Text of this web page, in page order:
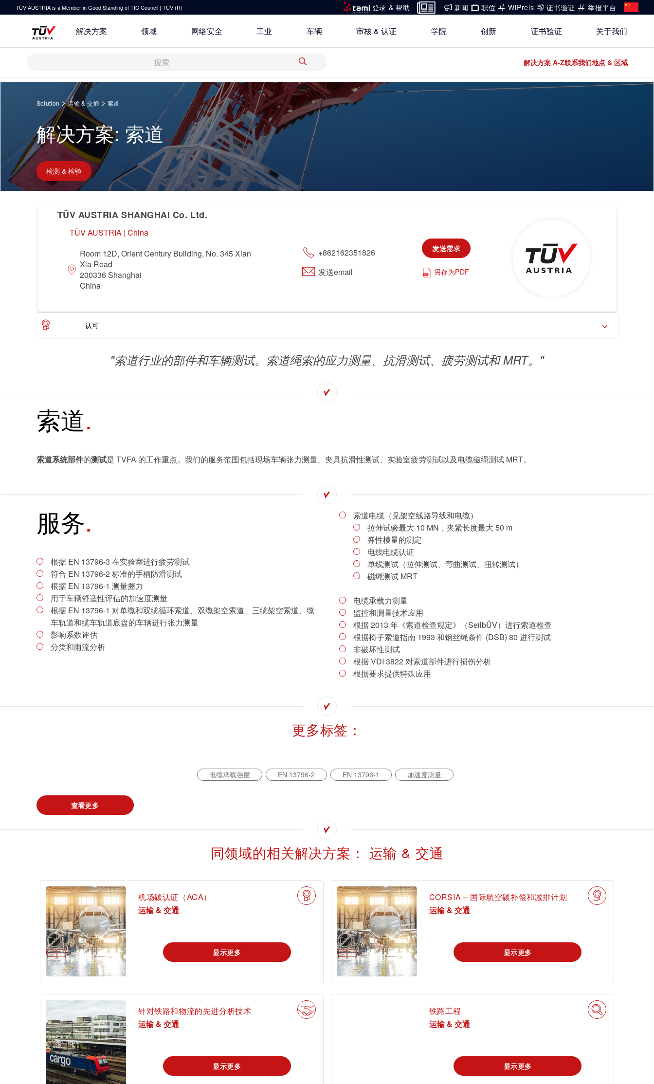
TÜV AUSTRIA is a Member in Good Standing of TIC Council | TÜV (R) 登录 & 帮助 新闻 职位 WiPreis 证书验证 举报平台
解决方案
解决方案
审核 & 认证
检测 & 检验
指导
能源
电子电器
休闲 & 娱乐
所有解决方案
领域
运输 & 交通 银行 & 保险
健康 & 医疗 科学 & 研究
休闲 & 娱乐 电子电器
IT & 安全
贸易 & 商业 可持续发展
网络安全 工业 车辆 审核 & 认证 学院 创新
研发与创新 研究重点
技术前瞻
证书验证 关于我们
关于TÜV奥地利 关于TÜV奥地利中国
联系我们
原则声明
中国区最高管理层宣言
TÜV奥地利企业社会责任 (CSR) 报
解决方案 A-Z联系我们地点 & 区域
Solution >运输 & 交通 > 索道
解决方案: 索道
检测 & 检验
TÜV AUSTRIA SHANGHAI Co. Ltd.
TÜV AUSTRIA | China
Room 12D, Orient Century Building, No. 345 Xian
Xia Road
200336 Shanghai
China
+862162351826
发送email
发送需求
另存为PDF
认可
"索道行业的部件和车辆测试。索道绳索的应力测量、抗滑测试、疲劳测试和 MRT。"
索道
索道系统部件的测试是 TVFA 的工作重点。我们的服务范围包括现场车辆张力测量、夹具抗滑性测试、实验室疲劳测试以及电缆磁绳测试 MRT。
服务
根据 EN 13796-3 在实验室进行疲劳测试
符合 EN 13796-2 标准的手柄防滑测试
根据 EN 13796-1 测量握力
用于车辆舒适性评估的加速度测量
根据 EN 13796-1 对单缆和双缆循环索道、双缆架空索道、三缆架空索道、缆
车轨道和缆车轨道底盘的车辆进行张力测量
影响系数评估
分类和雨流分析
索道电缆（见架空线路导线和电缆）
拉伸试验最大 10 MN，夹紧长度最大 50 m
弹性模量的测定
电线电缆认证
单线测试（拉伸测试、弯曲测试、扭转测试）
磁绳测试 MRT
电缆承载力测量
监控和测量技术应用
根据 2013 年《索道检查规定》（SeilbÜV）进行索道检查
根据椅子索道指南 1993 和钢丝绳条件 (DSB) 80 进行测试
非破坏性测试
根据 VDI 3822 对索道部件进行损伤分析
根据要求提供特殊应用
更多标签：
电缆承载强度 EN 13796-2 EN 13796-1 加速度测量
查看更多
同领域的相关解决方案： 运输 & 交通
机场碳认证（ACA）
运输 & 交通
显示更多
CORSIA – 国际航空碳补偿和减排计划
运输 & 交通
显示更多
针对铁路和物流的先进分析技术
运输 & 交通
显示更多
铁路工程
运输 & 交通
显示更多
我是tami
登录tami
首次使用？很高兴为您提供指引。
证书验证 搜索解决方案 申请科学奖